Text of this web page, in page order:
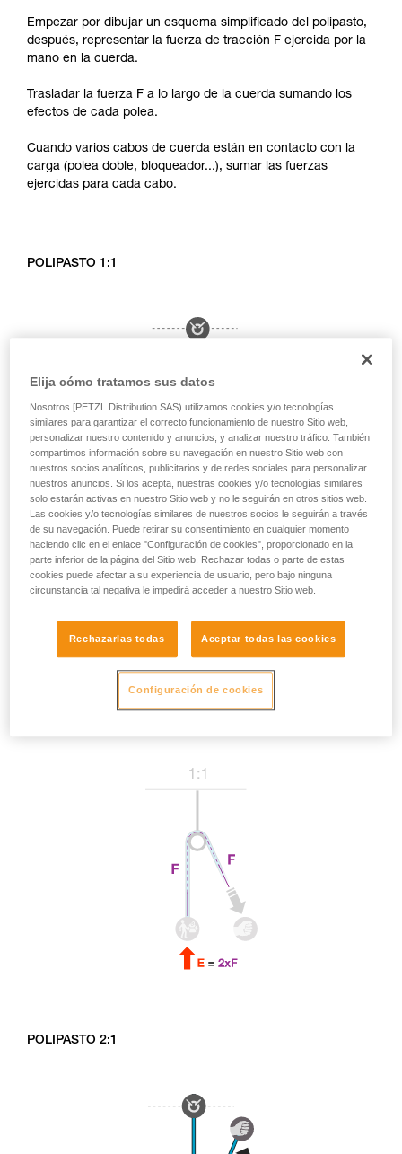
Empezar por dibujar un esquema simplificado del polipasto,
después, representar la fuerza de tracción F ejercida por la
mano en la cuerda.
Trasladar la fuerza F a lo largo de la cuerda sumando los
efectos de cada polea.
Cuando varios cabos de cuerda están en contacto con la
carga (polea doble, bloqueador...), sumar las fuerzas
ejercidas para cada cabo.
POLIPASTO 1:1
POLIPASTO 2:1
Elija cómo tratamos sus datos
Nosotros [PETZL Distribution SAS) utilizamos cookies y/o tecnologías
similares para garantizar el correcto funcionamiento de nuestro Sitio web,
personalizar nuestro contenido y anuncios, y analizar nuestro tráfico. También
compartimos información sobre su navegación en nuestro Sitio web con
nuestros socios analíticos, publicitarios y de redes sociales para personalizar
nuestros anuncios. Si los acepta, nuestras cookies y/o tecnologías similares
solo estarán activas en nuestro Sitio web y no le seguirán en otros sitios web.
Las cookies y/o tecnologías similares de nuestros socios le seguirán a través
de su navegación. Puede retirar su consentimiento en cualquier momento
haciendo clic en el enlace "Configuración de cookies", proporcionado en la
parte inferior de la página del Sitio web. Rechazar todas o parte de estas
cookies puede afectar a su experiencia de usuario, pero bajo ninguna
circunstancia tal negativa le impedirá acceder a nuestro Sitio web.
Rechazarlas todas Aceptar todas las cookies
Configuración de cookies